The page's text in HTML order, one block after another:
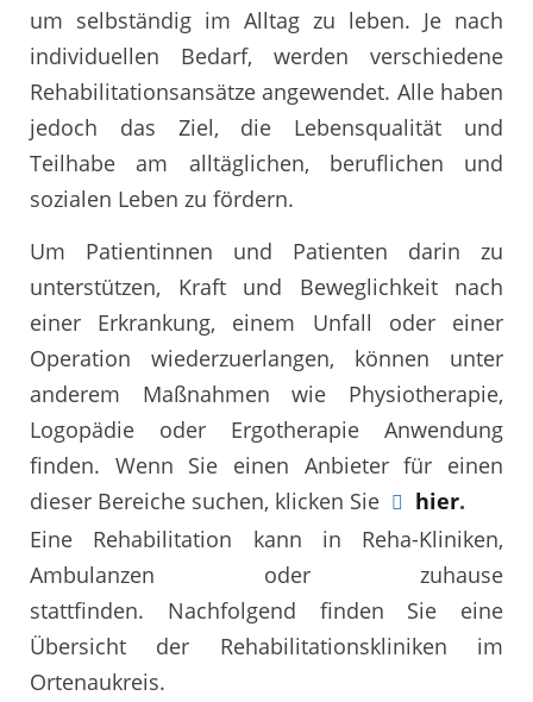
um selbständig im Alltag zu leben. Je nach
individuellen Bedarf, werden verschiedene
Rehabilitationsansätze angewendet. Alle haben
jedoch das Ziel, die Lebensqualität und
Teilhabe am alltäglichen, beruflichen und
sozialen Leben zu fördern.
Um Patientinnen und Patienten darin zu
unterstützen, Kraft und Beweglichkeit nach
einer Erkrankung, einem Unfall oder einer
Operation wiederzuerlangen, können unter
anderem Maßnahmen wie Physiotherapie,
Logopädie oder Ergotherapie Anwendung
finden. Wenn Sie einen Anbieter für einen
dieser Bereiche suchen, klicken Sie
hier.
Eine Rehabilitation kann in Reha-Kliniken,
Ambulanzen oder zuhause
stattfinden. Nachfolgend finden Sie eine
Übersicht der Rehabilitationskliniken im
Ortenaukreis.